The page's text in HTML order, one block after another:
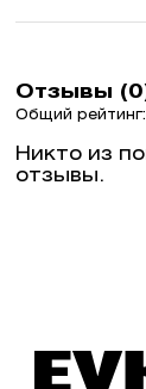
Отзывы
Общий
Никто из
отзывы.